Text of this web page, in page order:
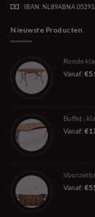
IBAN: NL89ABNA
Nieuwste Producten
Ronde
Vanaf: €
Buffet-,
Vanaf: €
Vanaf: €